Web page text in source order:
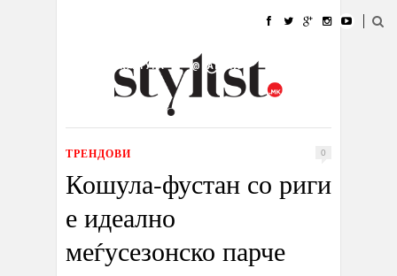
УБАВИНА
КУЛТУРА @РАБОТА
ИЗЛОГ
ТРЕНДОВИ 0
Кошула-фустан со риги
е идеално
меѓусезонско парче